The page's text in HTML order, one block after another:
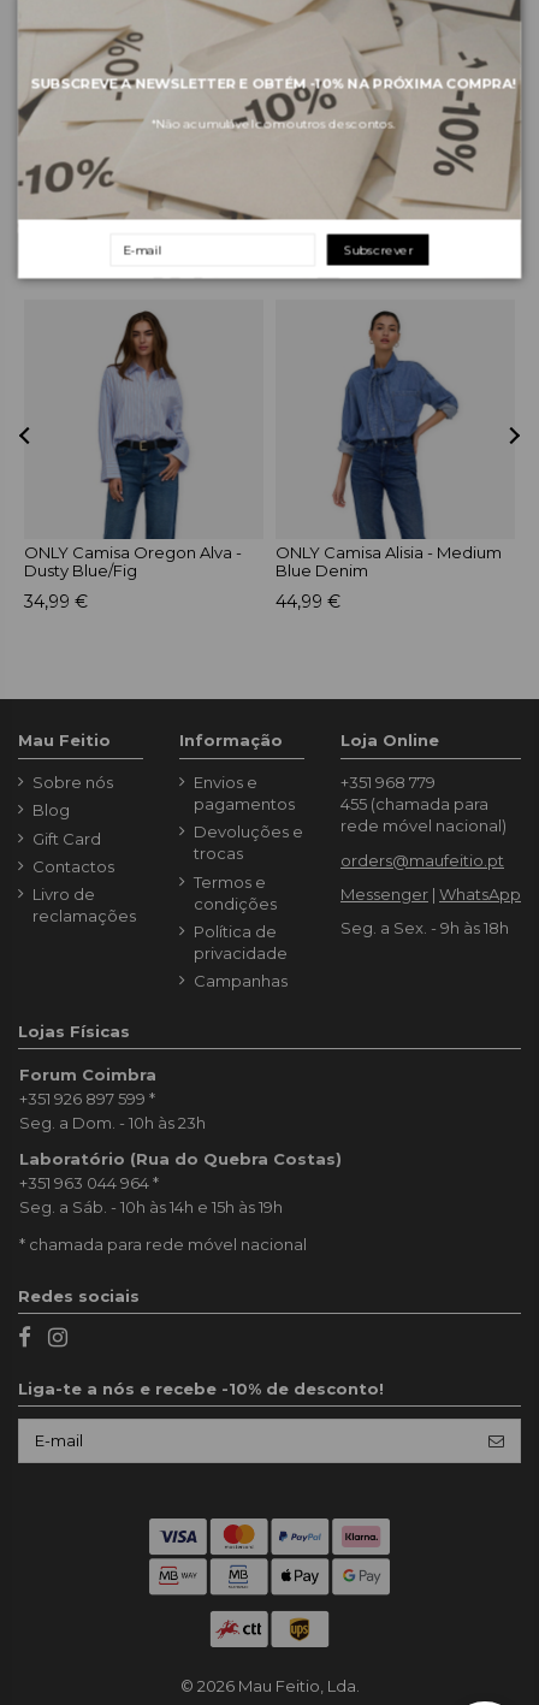
Sobre a marca
Envios e pagamentos
Devoluções e trocas
PRODUTOS RELACIONADOS
ONLY Camisa Oregon Alva -
Dusty Blue/Fig
34,99 €
ONLY Camisa Alisia - Medium
Blue Denim
44,99 €
Mau Feitio
Sobre nós
Blog
Gift Card
Contactos
Livro de
reclamações
Informação
Envios e
pagamentos
Devoluções e
trocas
Termos e
condições
Política de
privacidade
Campanhas
Loja Online
+351 968 779
455 (chamada para
rede móvel nacional)
orders@maufeitio.pt
Messenger | WhatsApp
Seg. a Sex. - 9h às 18h
Lojas Físicas
Forum Coimbra
+351 926 897 599 *
Seg. a Dom. - 10h às 23h
Laboratório (Rua do Quebra Costas)
+351 963 044 964*
Seg. a Sáb. - 10h às 14h e 15h às 19h
* chamada para rede móvel nacional
Redes sociais
Liga-te a nós e recebe -10% de desconto!
© 2026 Mau Feitio, Lda.
SUBSCREVE A NEWSLETTER E OBTÉM -10%NA PRÓXIMA COMPRA!
*Não acumulável com outros descontos.
Subscrever